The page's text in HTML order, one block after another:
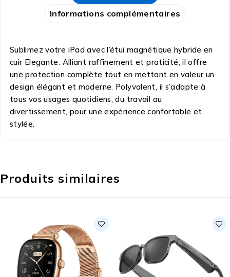
Informations complémentaires
Sublimez votre iPad avec l’étui magnétique hybride en
cuir Elegante. Alliant raffinement et praticité, il offre
une protection complète tout en mettant en valeur un
design élégant et moderne. Polyvalent, il s’adapte à
tous vos usages quotidiens, du travail au
divertissement, pour une expérience confortable et
stylée.
Produits similaires